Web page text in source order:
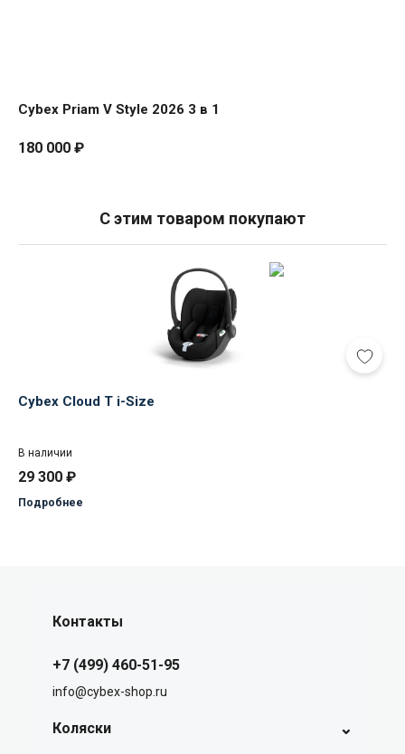
Cybex Priam V Style 2026 3 в 1
180 000 ₽
С этим товаром покупают
Cloud
Size
Cybex Cloud T i-Size
В наличии
29 300 ₽
Подробнее
Контакты
+7 (499) 460-51-95
info@cybex-shop.ru
Коляски ⌄